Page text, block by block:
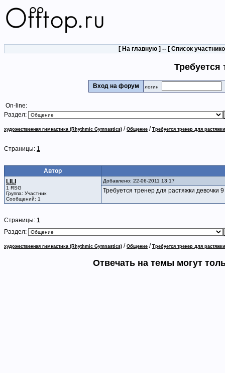
[ На главную ] -- [ Список
Требуется
Вход на форум логин
On-line:
Раздел:
художественная гимнастика (Rhythmic Gymnastics) / Общение / Требуется тренер для растяжки
Страницы: 1
Автор
LILI
1 RSG
Группа: Участник
Сообщений: 1
Добавлено: 22-06-2011 13:17
Требуется тренер для растяжки девочки
Страницы: 1
Раздел:
художественная гимнастика (Rhythmic Gymnastics) / Общение / Требуется тренер для растяжки
Отвечать на темы могут